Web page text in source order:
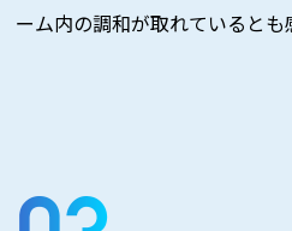
ーム内の調和が取れているとも